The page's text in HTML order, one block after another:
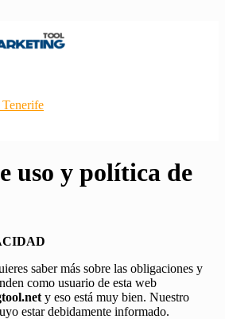
uso y política de
saber más sobre las obligaciones y
como usuario de esta web
y eso está muy bien. Nuestro
estar debidamente informado.